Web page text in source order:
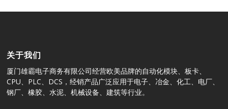
关于我们
厦门雄霸电子商务有限公司经营欧美品牌的自动化模块、板卡、
CPU、PLC、DCS，经销产品广泛应用于电子、冶金、化工、电厂、
钢厂、橡胶、水泥、机械设备、建筑等行业。